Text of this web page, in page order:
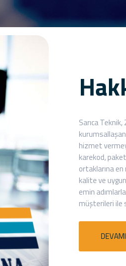
Sarıca
hizmet
karekod,
ortaklarına
kalite ve
emin
müşterileri ile